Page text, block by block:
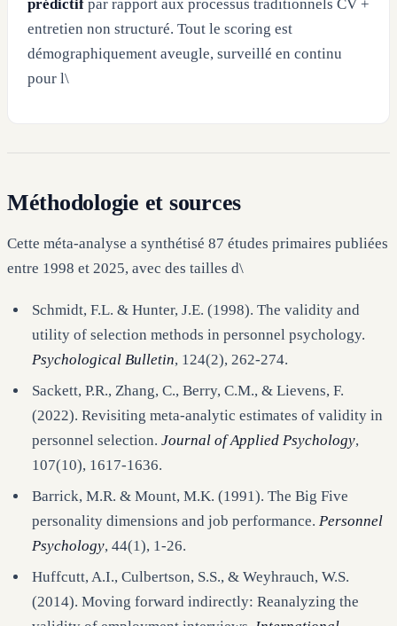
prédictifpar rapport aux processus traditionnels CV +
entretien non structuré. Tout le scoring est
démographiquement aveugle, surveillé en continu
pour l\
Méthodologie et sources
Cette méta-analyse a synthétisé 87 études primaires publiées
entre 1998 et 2025, avec des tailles d\
Schmidt, F.L. & Hunter, J.E. (1998). The validity and
utility of selection methods in personnel psychology.
Psychological Bulletin, 124(2), 262-274.
Sackett, P.R., Zhang, C., Berry, C.M., & Lievens, F.
(2022). Revisiting meta-analytic estimates of validity in
personnel selection. Journal of Applied Psychology,
107(10), 1617-1636.
Barrick, M.R. & Mount, M.K. (1991). The Big Five
personality dimensions and job performance. Personnel
Psychology, 44(1), 1-26.
Huffcutt, A.I., Culbertson, S.S., & Weyhrauch, W.S.
(2014). Moving forward indirectly: Reanalyzing the